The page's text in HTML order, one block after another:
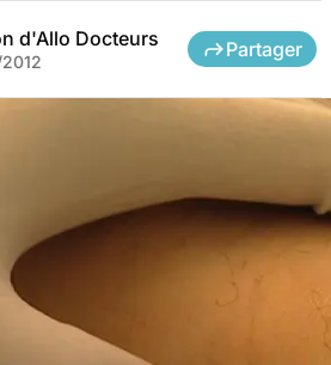
d'Allo Docteurs Partager